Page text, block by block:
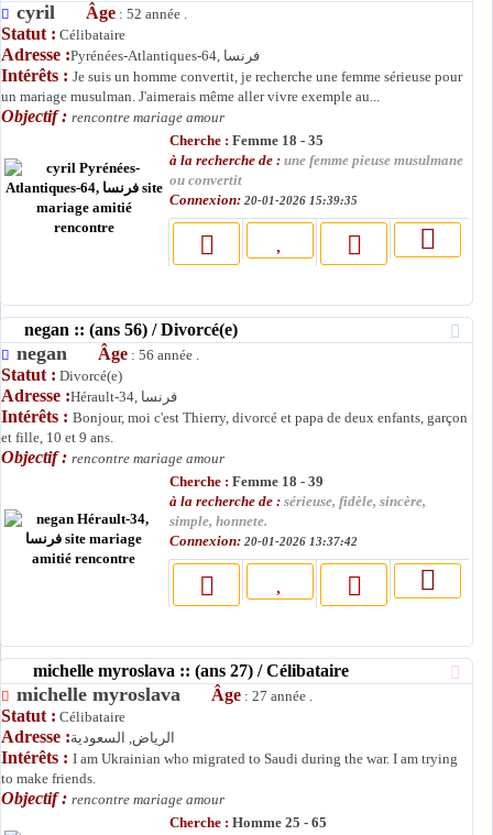
cyril Âge : 52 année .
Statut : Célibataire
Adresse : Pyrénées-Atlantiques-64, فرنسا
Intérêts : Je suis un homme convertit, je recherche une femme sérieuse pour
un mariage musulman. J'aimerais même aller vivre exemple au...
Objectif : rencontre mariage amour
Cherche : Femme 18 - 35
à la recherche de : une femme pieuse musulmane
ou convertit
Connexion: 20-01-2026 15:39:35
negan :: (ans 56) / Divorcé(e)
negan Âge : 56 année .
Statut : Divorcé(e)
Adresse : Hérault-34, فرنسا
Intérêts : Bonjour, moi c'est Thierry, divorcé et papa de deux enfants, garçon
et fille, 10 et 9 ans.
Objectif : rencontre mariage amour
Cherche : Femme 18 - 39
à la recherche de : sérieuse, fidèle, sincère,
simple, honnete.
Connexion: 20-01-2026 13:37:42
michelle myroslava :: (ans 27) / Célibataire
michelle myroslava Âge : 27 année .
Statut : Célibataire
Adresse :الرياض, السعودية
Intérêts : I am Ukrainian who migrated to Saudi during the war. I am trying
to make friends.
Objectif : rencontre mariage amour
Cherche : Homme 25 - 65